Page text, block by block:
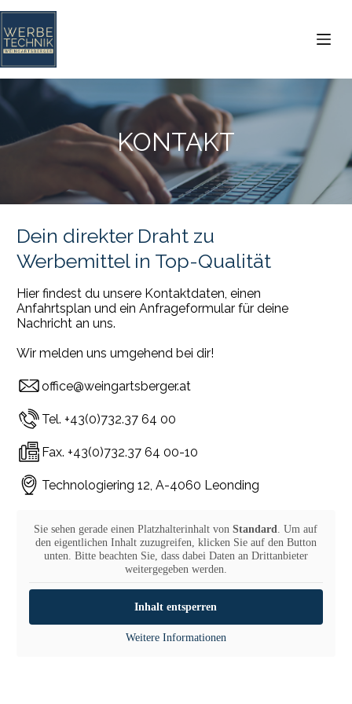
springen
KONTAKT
Dein direkter Draht zu
Werbemittel in Top-Qualität
Hier findest du unsere Kontaktdaten, einen
Anfahrtsplan und ein Anfrageformular für deine
Nachricht an uns.
Wir melden uns umgehend bei dir!
office@weingartsberger.at
Tel. +43(0)732.37 64 00
Fax. +43(0)732.37 64 00-10
Technologiering 12, A-4060 Leonding
Sie sehen gerade einen Platzhalterinhalt vonStandard. Um auf
den eigentlichen Inhalt zuzugreifen, klicken Sie auf den Button
unten. Bitte beachten Sie, dass dabei Daten an Drittanbieter
weitergegeben werden.
Inhalt entsperren
Weitere Informationen